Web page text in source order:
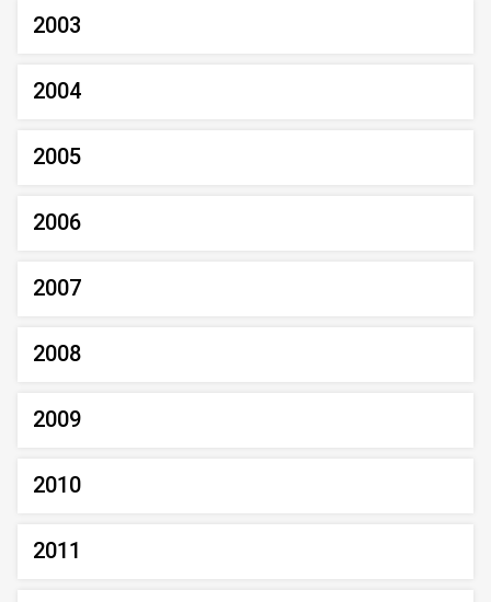
2003
2004
2005
2006
2007
2008
2009
2010
2011